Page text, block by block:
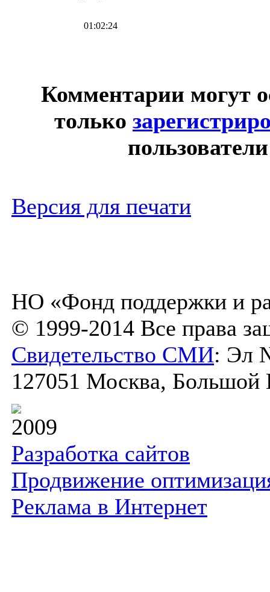
01:02:24
Комментарии могут
только
Версия для печати
НО «Фонд поддержки и
© 1999-2014 Все права
Свидетельство СМИ: Эл
127051 Москва, Большой
2009
Разработка сайтов
Продвижение
Реклама в Интернет